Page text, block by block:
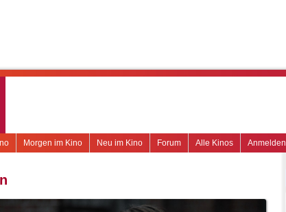
Anmelden
Alle Kinos
Forum
Neu im Kino
Morgen im Kino